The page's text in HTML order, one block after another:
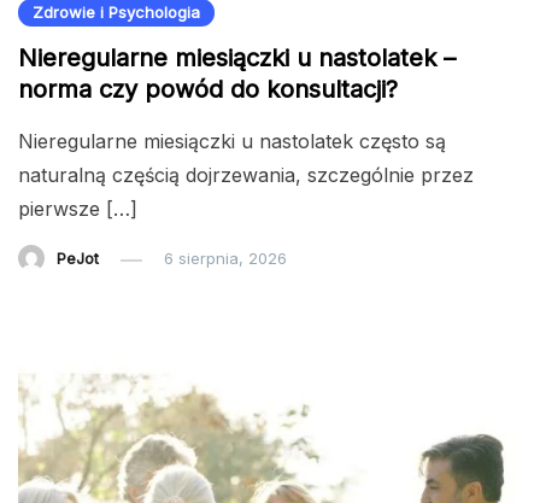
Zdrowie i Psychologia
Nieregularne miesiączki u nastolatek –
norma czy powód do konsultacji?
Nieregularne miesiączki u nastolatek często są
naturalną częścią dojrzewania, szczególnie przez
pierwsze […]
PeJot 6 sierpnia, 2026